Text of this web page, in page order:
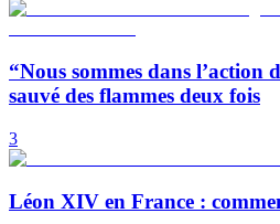
“Nous sommes dans l’action
sauvé des flammes deux fois
3
Léon XIV en France :